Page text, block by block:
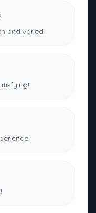
and varied!